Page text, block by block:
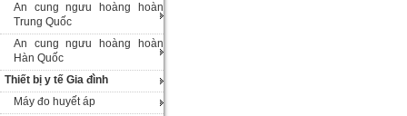
An cung ngưu hoàng hoàn
Trung Quốc
An cung ngưu hoàng hoàn
Hàn Quốc
Thiết bị y tế Gia đình
Máy đo huyết áp